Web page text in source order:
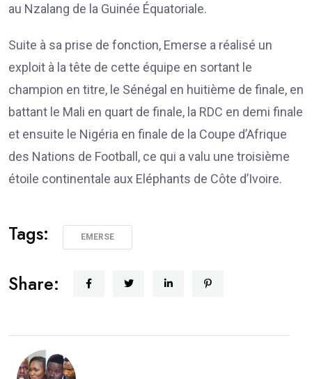
au Nzalang de la Guinée Équatoriale.
Suite à sa prise de fonction, Emerse a réalisé un
exploit à la tête de cette équipe en sortant le
champion en titre, le Sénégal en huitième de finale, en
battant le Mali en quart de finale, la RDC en demi finale
et ensuite le Nigéria en finale de la Coupe d’Afrique
des Nations de Football, ce qui a valu une troisième
étoile continentale aux Eléphants de Côte d’Ivoire.
Tags: EMERSE
Share: